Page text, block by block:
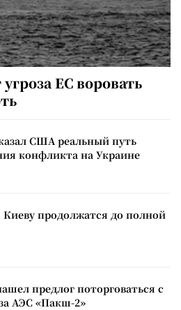
ЕС воровать
США реальный путь
конфликта на Украине
Киеву продолжатся до полной
предлог поторговаться с
АЭС «Пакш-2»